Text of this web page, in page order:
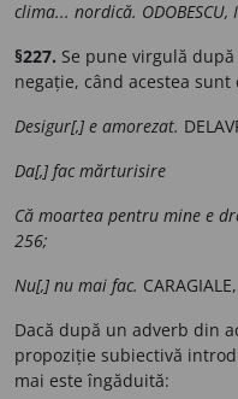
clima... nordică. ODOBESCU,
§227. Se pune virgulă
negație, când acestea
Desigur[,] e amorezat.
Da[,] fac mărturisire
Că moartea pentru mine e
256;
Nu[,] nu mai fac.
Dacă după un adverb din
propoziție subiectivă
mai este îngăduită: